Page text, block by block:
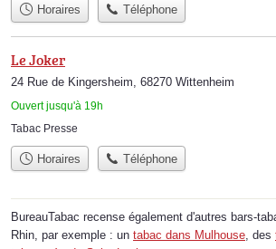
Horaires Téléphone
Le Joker
24 Rue de Kingersheim, 68270 Wittenheim
Ouvert jusqu'à 19h
Tabac Presse
Horaires Téléphone
BureauTabac recense également d'autres bars-
Rhin, par exemple : un tabac dans Mulhouse, des